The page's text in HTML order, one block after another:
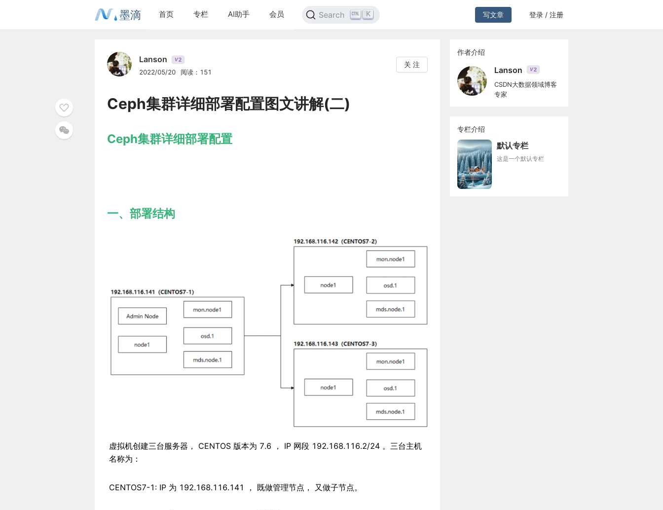
墨滴 首页 专栏 AI助手 会员 Search K 写文章 登录 / 注册
Lanson V2
2022/05/20 阅读：151
关 注
Ceph集群详细部署配置图文讲解(二)
Ceph集群详细部署配置
一、部署结构
虚拟机创建三台服务器， CENTOS 版本为 7.6 ， IP 网段 192.168.116.2/24 。三台主机
名称为：
CENTOS7-1: IP 为 192.168.116.141 ， 既做管理节点， 又做子节点。
作者介绍
Lanson V2
CSDN大数据领域博客
专家
专栏介绍
默认专栏
这是一个默认专栏